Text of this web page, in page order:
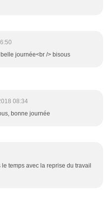
journée<br /> bisous
08:34
bonne journée
temps avec la reprise du travail